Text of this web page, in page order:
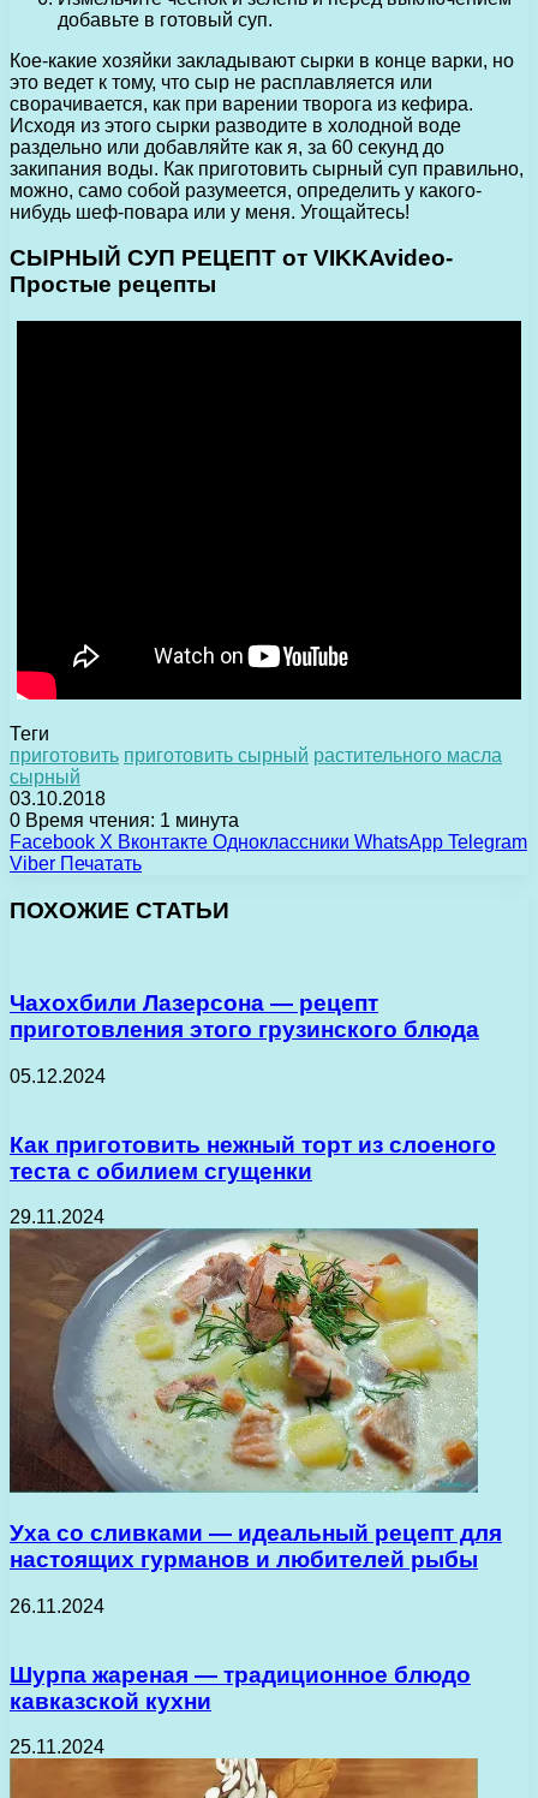
добавьте в готовый суп.
Кое-какие хозяйки закладывают сырки в конце варки, но
это ведет к тому, что сыр не расплавляется или
сворачивается, как при варении творога из кефира.
Исходя из этого сырки разводите в холодной воде
раздельно или добавляйте как я, за 60 секунд до
закипания воды. Как приготовить сырный суп правильно,
можно, само собой разумеется, определить у какого-
нибудь шеф-повара или у меня. Угощайтесь!
СЫРНЫЙ СУП РЕЦЕПТ от VIKKAvideo-
Простые рецепты
Теги
приготовить приготовить сырный растительного масла
сырный
03.10.2018
0 Время чтения: 1 минута
Facebook X Вконтакте Одноклассники WhatsApp Telegram
Viber Печатать
ПОХОЖИЕ СТАТЬИ
Чахохбили Лазерсона — рецепт
приготовления этого грузинского блюда
05.12.2024
Как приготовить нежный торт из слоеного
теста с обилием сгущенки
29.11.2024
Уха со сливками — идеальный рецепт для
настоящих гурманов и любителей рыбы
26.11.2024
Шурпа жареная — традиционное блюдо
кавказской кухни
25.11.2024